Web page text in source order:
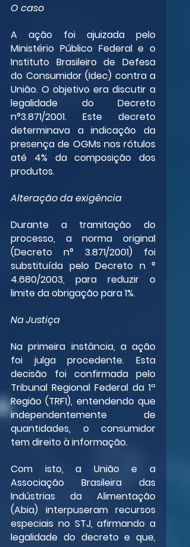
O caso
A ação foi ajuizada pelo
Ministério Público Federal e o
Instituto Brasileiro de Defesa
do Consumidor (Idec) contra a
União. O objetivo era discutir a
legalidade do Decreto
n°3.871/2001. Este decreto
determinava a indicação da
presença de OGMs nos rótulos
até 4% da composição dos
produtos.
Alteração da exigência
Durante a tramitação do
processo, a norma original
(Decreto n° 3.871/2001) foi
substituída pelo Decreto n °
4.680/2003, para reduzir o
limite da obrigação para 1%.
Na Justiça
Na primeira instância, a ação
foi julga procedente. Esta
decisão foi confirmada pelo
Tribunal Regional Federal da 1ª
Região (TRF1), entendendo que
independentemente de
quantidades, o consumidor
tem direito à informação.
Com isto, a União e a
Associação Brasileira das
Indústrias da Alimentação
(Abia) interpuseram recursos
especiais no STJ, afirmando a
legalidade do decreto e que,